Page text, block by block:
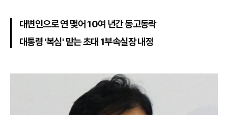
대변인으로 연 맺어 10여 년간 동고동락
대통령 '복심' 맡는 초대 1부속실장 내정